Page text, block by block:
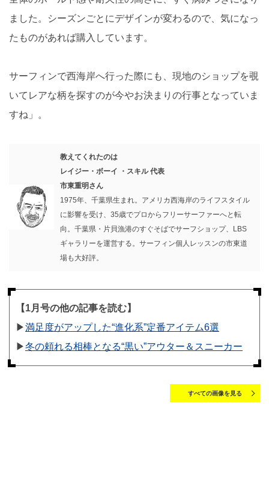
ました。シーズンごとにデザインが変わるので、気になっ
たものがあれば購入しています。
サーフィンで西海岸へ行った際にも、現地のショップを覗
いてレアな柄を探すのが今やお決まりの行事となっていま
すね」。
教えてくれたのは
レイジー・ボーイ ・スキル 代表
市東重明さん
1975年、千葉県生まれ。アメリカ西海岸のライフスタイル
に影響を受け、35歳でプロからフリーサーファーへと転
向。千葉県・片貝漁港のすぐそばでサーフショップ、LBS
ギャラリーを運営する。サーフィン個人レッスンの市東道
場も大好評。
【1月号の他の記事を読む】
▶︎満足度がアップした“進化系”定番アイテム6選
▶︎冬の頼れる相棒となる“黒い”アウター＆スニーカー
すべての画像を見る